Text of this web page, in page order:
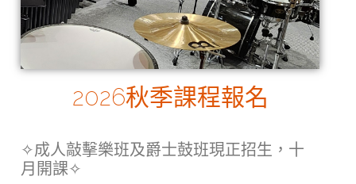
2026秋季課程報名
✧成人敲擊樂班及爵士鼓班現正招生，十
月開課✧